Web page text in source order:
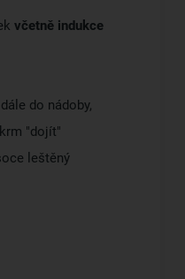
včetně indukce
do nádoby,
"dojít"
leštěný